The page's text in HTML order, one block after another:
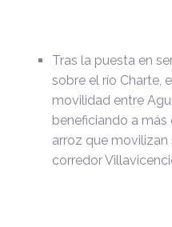
Tras la puesta en
sobre el río Charte,
movilidad entre
beneficiando a
arroz que movilizan
corredor